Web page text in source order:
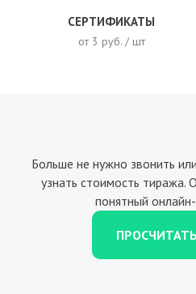
от 3 руб. / шт
СЕРТИФИКАТЫ
Больше не нужно звонить
узнать стоимость тиража.
понятный